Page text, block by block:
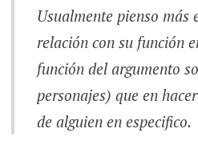
Usualmente pienso más
relación con su función
función del argumento
personajes) que en
de alguien en especifico.